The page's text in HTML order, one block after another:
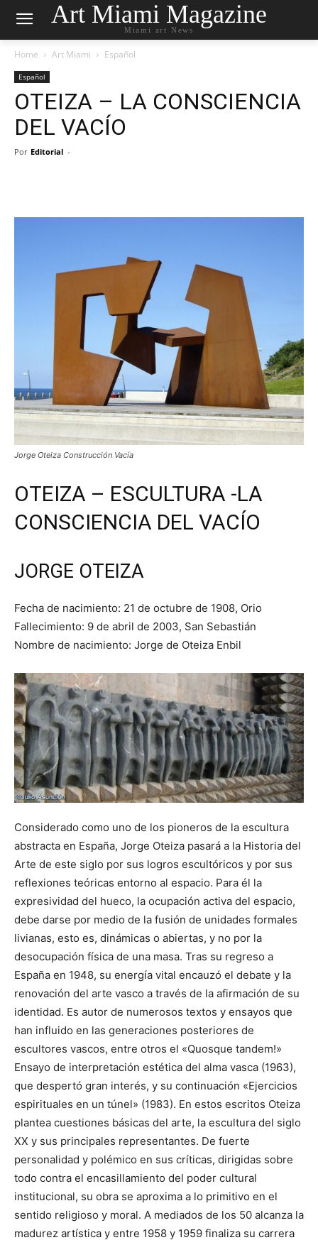
Art Miami Magazine
Miami art News
Home Art Miami Español
Español
OTEIZA – LA CONSCIENCIA
DEL VACÍO
Por Editorial -
Jorge Oteiza Construcción Vacía
OTEIZA – ESCULTURA -LA
CONSCIENCIA DEL VACÍO
JORGE OTEIZA
Fecha de nacimiento: 21 de octubre de 1908, Orio
Fallecimiento: 9 de abril de 2003, San Sebastián
Nombre de nacimiento: Jorge de Oteiza Enbil
Considerado como uno de los pioneros de la escultura
abstracta en España, Jorge Oteiza pasará a la Historia del
Arte de este siglo por sus logros escultóricos y por sus
reflexiones teóricas entorno al espacio. Para él la
expresividad del hueco, la ocupación activa del espacio,
debe darse por medio de la fusión de unidades formales
livianas, esto es, dinámicas o abiertas, y no por la
desocupación física de una masa. Tras su regreso a
España en 1948, su energía vital encauzó el debate y la
renovación del arte vasco a través de la afirmación de su
identidad. Es autor de numerosos textos y ensayos que
han influido en las generaciones posteriores de
escultores vascos, entre otros el «Quosque tandem!»
Ensayo de interpretación estética del alma vasca (1963),
que despertó gran interés, y su continuación «Ejercicios
espirituales en un túnel» (1983). En estos escritos Oteiza
plantea cuestiones básicas del arte, la escultura del siglo
XX y sus principales representantes. De fuerte
personalidad y polémico en sus críticas, dirigidas sobre
todo contra el encasillamiento del poder cultural
institucional, su obra se aproxima a lo primitivo en el
sentido religioso y moral. A mediados de los 50 alcanza la
madurez artística y entre 1958 y 1959 finaliza su carrera